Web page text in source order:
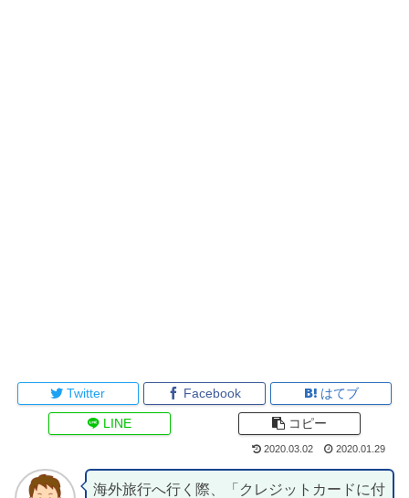
Twitter Facebook はてブ
LINE コピー
2020.03.02 2020.01.29
海外旅行へ行く際、「クレジットカードに付